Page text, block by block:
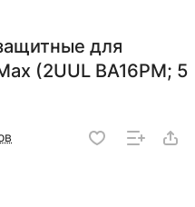
для
(2UUL BA16PM; 5